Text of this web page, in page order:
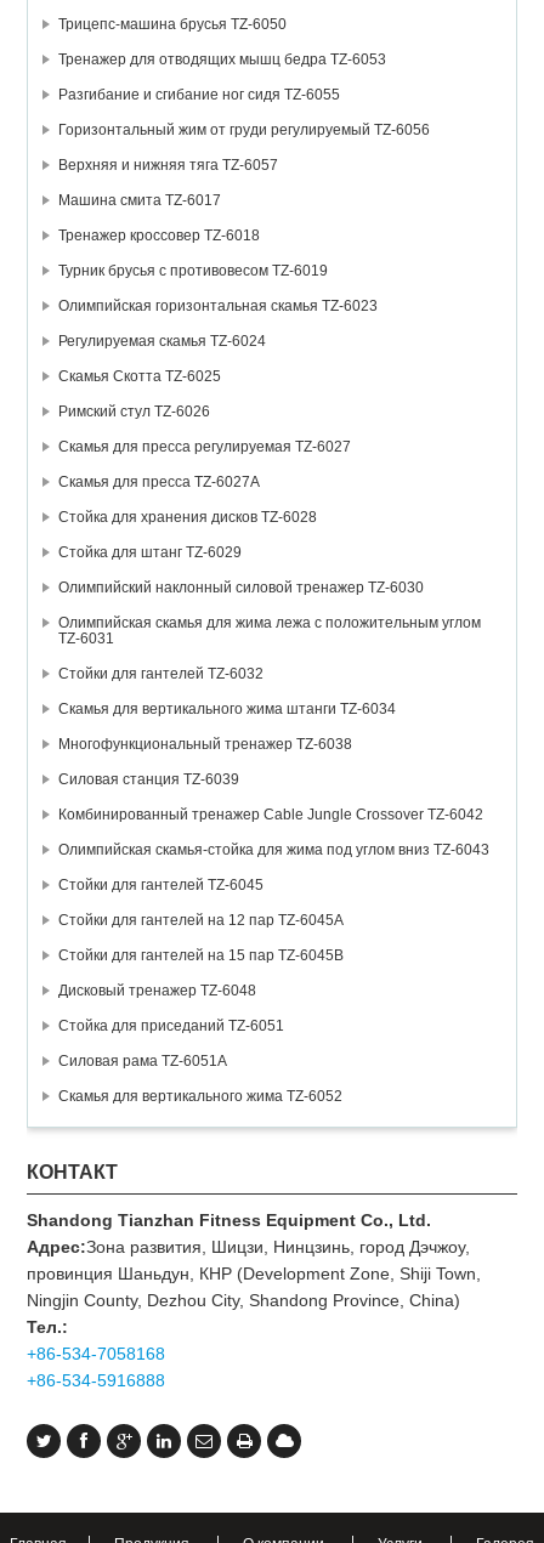
Трицепс-машина брусья TZ-6050
Тренажер для отводящих мышц бедра TZ-6053
Разгибание и сгибание ног сидя TZ-6055
Горизонтальный жим от груди регулируемый TZ-6056
Верхняя и нижняя тяга TZ-6057
Машина смита TZ-6017
Тренажер кроссовер TZ-6018
Турник брусья с противовесом TZ-6019
Олимпийская горизонтальная скамья TZ-6023
Регулируемая скамья TZ-6024
Скамья Скотта TZ-6025
Римский стул TZ-6026
Скамья для пресса регулируемая TZ-6027
Скамья для пресса TZ-6027А
Стойка для хранения дисков TZ-6028
Стойка для штанг TZ-6029
Олимпийский наклонный силовой тренажер TZ-6030
Олимпийская скамья для жима лежа с положительным углом
TZ-6031
Стойки для гантелей TZ-6032
Скамья для вертикального жима штанги TZ-6034
Многофункциональный тренажер TZ-6038
Силовая станция TZ-6039
Комбинированный тренажер Cable Jungle Crossover TZ-6042
Олимпийская скамья-стойка для жима под углом вниз TZ-6043
Стойки для гантелей TZ-6045
Стойки для гантелей на 12 пар TZ-6045А
Стойки для гантелей на 15 пар TZ-6045В
Дисковый тренажер TZ-6048
Стойка для приседаний TZ-6051
Силовая рама TZ-6051A
Скамья для вертикального жима TZ-6052
КОНТАКТ
Shandong Tianzhan Fitness Equipment Co., Ltd.
Адрес:Зона развития, Шицзи, Нинцзинь, город Дэчжоу,
провинция Шаньдун, КНР (Development Zone, Shiji Town,
Ningjin County, Dezhou City, Shandong Province, China)
Тел.:
+86-534-7058168
+86-534-5916888